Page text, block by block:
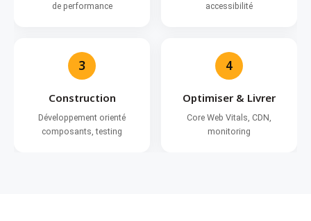
de performance
accessibilité
3
Construction
Développement orienté
composants, testing
4
Optimiser & Livrer
Core Web Vitals, CDN,
monitoring